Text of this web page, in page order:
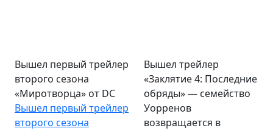
Вышел первый трейлер
второго сезона
«Миротворца» от DC
Вышел первый трейлер
второго сезона
Вышел трейлер
«Заклятие 4: Последние
обряды» — семейство
Уорренов
возвращается в